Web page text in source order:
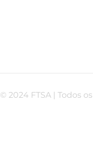
© 2024 FTSA | Todos